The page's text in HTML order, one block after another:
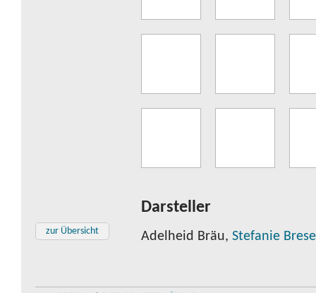
Darsteller
Adelheid Bräu, Stefanie
zur Übersicht